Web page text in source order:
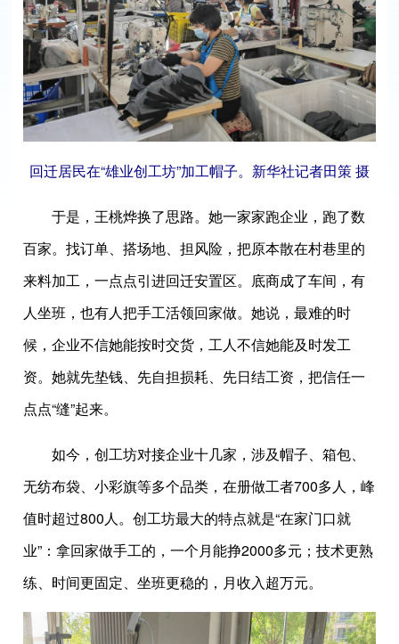
回迁居民在“雄业创工坊”加工帽子。新华社记者田策 摄
于是，王桃烨换了思路。她一家家跑企业，跑了数
百家。找订单、搭场地、担风险，把原本散在村巷里的
来料加工，一点点引进回迁安置区。底商成了车间，有
人坐班，也有人把手工活领回家做。她说，最难的时
候，企业不信她能按时交货，工人不信她能及时发工
资。她就先垫钱、先自担损耗、先日结工资，把信任一
点点“缝”起来。
如今，创工坊对接企业十几家，涉及帽子、箱包、
无纺布袋、小彩旗等多个品类，在册做工者700多人，峰
值时超过800人。创工坊最大的特点就是“在家门口就
业”：拿回家做手工的，一个月能挣2000多元；技术更熟
练、时间更固定、坐班更稳的，月收入超万元。